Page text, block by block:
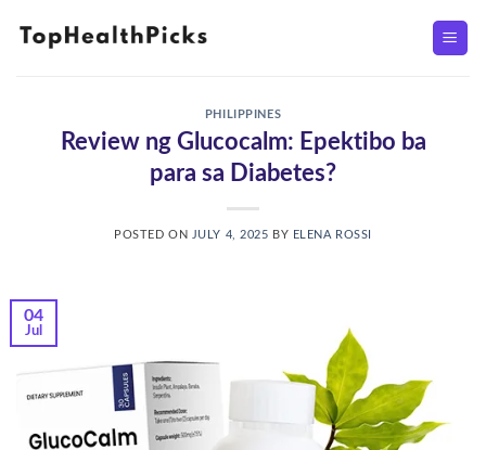
PHILIPPINES
Review ng Glucocalm: Epektibo ba
para sa Diabetes?
POSTED ON JULY 4, 2025 BY ELENA ROSSI
04
Jul